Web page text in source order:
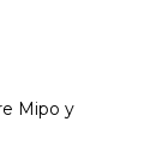
Mipo y